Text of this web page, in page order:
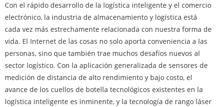
Con el rápido desarrollo de la logística inteligente y el comercio
electrónico, la industria de almacenamiento y logística está
cada vez más estrechamente relacionada con nuestra forma de
vida. El Internet de las cosas no solo aporta conveniencia a las
personas, sino que también trae muchos desafíos nuevos al
sector logístico. Con la aplicación generalizada de sensores de
medición de distancia de alto rendimiento y bajo costo, el
avance de los cuellos de botella tecnológicos existentes en la
logística inteligente es inminente, y la tecnología de rango láser